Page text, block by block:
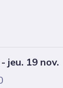
jeu. 19 nov.